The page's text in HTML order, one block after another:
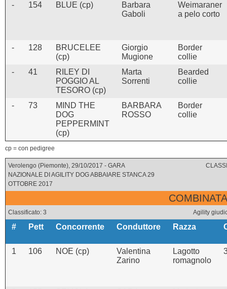
- 154 BLUE (cp)
Barbara
Gaboli
Weimaraner
a pelo corto
- 128
BRUCELEE
(cp)
Giorgio
Mugione
Border
collie
-
41
RILEY DI
POGGIO AL
TESORO (cp)
Marta
Sorrenti
Bearded
collie
- 73
MIND THE
DOG
PEPPERMINT
(cp)
BARBARA
ROSSO
Border
collie
cp = con pedigree
Verolengo (Piemonte), 29/10/2017 - GARA
NAZIONALE DI AGILITY DOG ABBAIARE STANCA 29
OTTOBRE 2017
Classificato: 3 Agility
# Pett Concorrente Conduttore Razza
1 106 NOE (cp)
Valentina
Zarino
Lagotto
romagnolo